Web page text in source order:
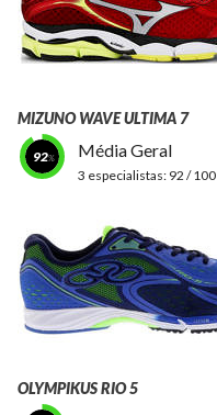
MIZUNO WAVE ULTIMA 7
92 Média Geral
3 especialistas: 92 / 100
OLYMPIKUS RIO 5